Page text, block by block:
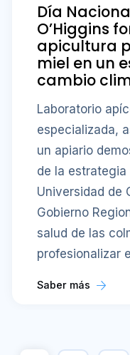
Día
O’Higgins
apicultura
miel en un
cambio
Laboratorio
especializada,
un apiario
de la estrategia
Universidad de
Gobierno
salud de las
profesionalizar
Saber más